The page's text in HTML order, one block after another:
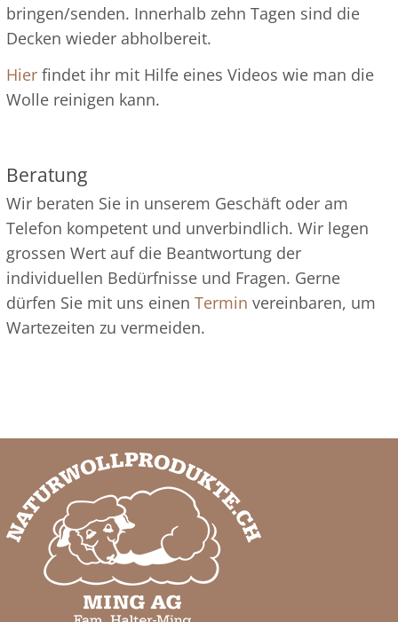
bringen/senden. Innerhalb zehn Tagen sind die
Decken wieder abholbereit.
Hier findet ihr mit Hilfe eines Videos wie man die
Wolle reinigen kann.
Beratung
Wir beraten Sie in unserem Geschäft oder am
Telefon kompetent und unverbindlich. Wir legen
grossen Wert auf die Beantwortung der
individuellen Bedürfnisse und Fragen. Gerne
dürfen Sie mit uns einen Termin vereinbaren, um
Wartezeiten zu vermeiden.